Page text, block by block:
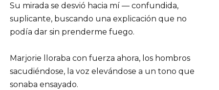
Su mirada se desvió hacia mí — confundida,
suplicante, buscando una explicación que no
podía dar sin prenderme fuego.
Marjorie lloraba con fuerza ahora, los hombros
sacudiéndose, la voz elevándose a un tono que
sonaba ensayado.